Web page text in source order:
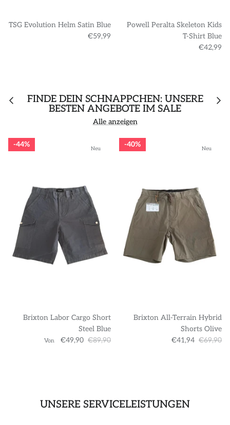
TSG Evolution Helm Satin Blue
€59,99
Powell Peralta Skeleton Kids
T-Shirt Blue
€42,99
FINDE DEIN SCHNÄPPCHEN: UNSERE
BESTEN ANGEBOTE IM SALE
Alle anzeigen
Neu
44%
Brixton Labor Cargo Short
Steel Blue
Von €49,90 €89,90
Neu
40%
Brixton All-Terrain Hybrid
Shorts Olive
€41,94 €69,90
UNSERE SERVICELEISTUNGEN